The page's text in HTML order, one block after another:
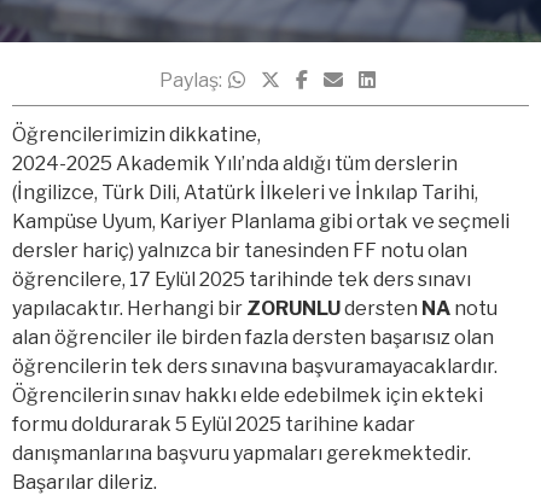
Paylaş:
Öğrencilerimizin dikkatine,
2024-2025 Akademik Yılı’nda aldığı tüm derslerin
(İngilizce, Türk Dili, Atatürk İlkeleri ve İnkılap Tarihi,
Kampüse Uyum, Kariyer Planlama gibi ortak ve seçmeli
dersler hariç) yalnızca bir tanesinden FF notu olan
öğrencilere, 17 Eylül 2025 tarihinde tek ders sınavı
yapılacaktır. Herhangi bir ZORUNLUdersten NA notu
alan öğrenciler ile birden fazla dersten başarısız olan
öğrencilerin tek ders sınavına başvuramayacaklardır.
Öğrencilerin sınav hakkı elde edebilmek için ekteki
formu doldurarak 5 Eylül 2025 tarihine kadar
danışmanlarına başvuru yapmaları gerekmektedir.
Başarılar dileriz.